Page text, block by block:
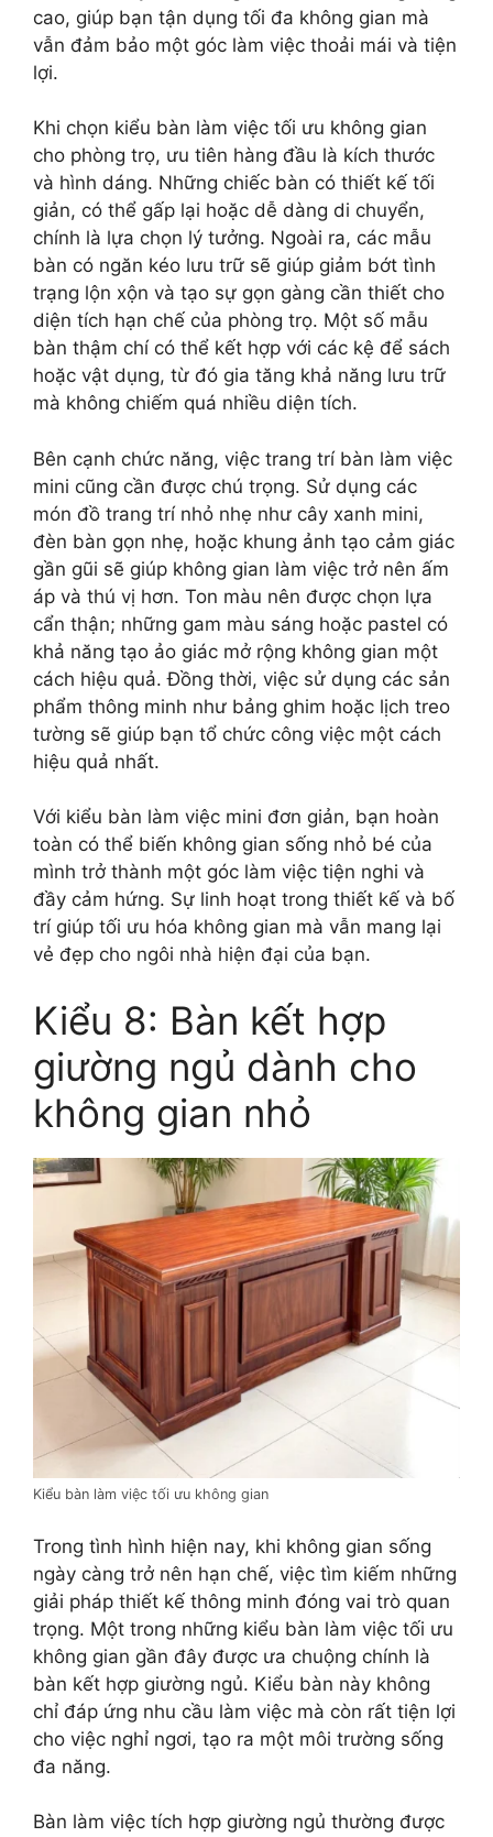
cao, giúp bạn tận dụng tối đa không gian mà
vẫn đảm bảo một góc làm việc thoải mái và tiện
lợi.
Khi chọn kiểu bàn làm việc tối ưu không gian
cho phòng trọ, ưu tiên hàng đầu là kích thước
và hình dáng. Những chiếc bàn có thiết kế tối
giản, có thể gấp lại hoặc dễ dàng di chuyển,
chính là lựa chọn lý tưởng. Ngoài ra, các mẫu
bàn có ngăn kéo lưu trữ sẽ giúp giảm bớt tình
trạng lộn xộn và tạo sự gọn gàng cần thiết cho
diện tích hạn chế của phòng trọ. Một số mẫu
bàn thậm chí có thể kết hợp với các kệ để sách
hoặc vật dụng, từ đó gia tăng khả năng lưu trữ
mà không chiếm quá nhiều diện tích.
Bên cạnh chức năng, việc trang trí bàn làm việc
mini cũng cần được chú trọng. Sử dụng các
món đồ trang trí nhỏ nhẹ như cây xanh mini,
đèn bàn gọn nhẹ, hoặc khung ảnh tạo cảm giác
gần gũi sẽ giúp không gian làm việc trở nên ấm
áp và thú vị hơn. Ton màu nên được chọn lựa
cẩn thận; những gam màu sáng hoặc pastel có
khả năng tạo ảo giác mở rộng không gian một
cách hiệu quả. Đồng thời, việc sử dụng các sản
phẩm thông minh như bảng ghim hoặc lịch treo
tường sẽ giúp bạn tổ chức công việc một cách
hiệu quả nhất.
Với kiểu bàn làm việc mini đơn giản, bạn hoàn
toàn có thể biến không gian sống nhỏ bé của
mình trở thành một góc làm việc tiện nghi và
đầy cảm hứng. Sự linh hoạt trong thiết kế và bố
trí giúp tối ưu hóa không gian mà vẫn mang lại
vẻ đẹp cho ngôi nhà hiện đại của bạn.
Kiểu 8: Bàn kết hợp
giường ngủ dành cho
không gian nhỏ
Kiểu bàn làm việc tối ưu không gian
Trong tình hình hiện nay, khi không gian sống
ngày càng trở nên hạn chế, việc tìm kiếm những
giải pháp thiết kế thông minh đóng vai trò quan
trọng. Một trong những kiểu bàn làm việc tối ưu
không gian gần đây được ưa chuộng chính là
bàn kết hợp giường ngủ. Kiểu bàn này không
chỉ đáp ứng nhu cầu làm việc mà còn rất tiện lợi
cho việc nghỉ ngơi, tạo ra một môi trường sống
đa năng.
Bàn làm việc tích hợp giường ngủ thường được